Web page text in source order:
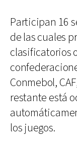
Participan 16
de las cuales
clasificatorios
Conmebol,
restante está
los juegos.